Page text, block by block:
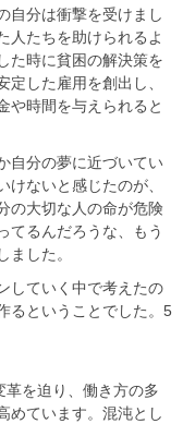
自分は衝撃を受けまし
人たちを助けられるよ
た時に貧困の解決策を
した雇用を創出し、
や時間を与えられると
自分の夢に近づいてい
ないと感じたのが、
の大切な人の命が危険
てるんだろうな、もう
した。
していく中で考えたの
るということでした。5
を迫り、働き方の多
めています。混沌とし